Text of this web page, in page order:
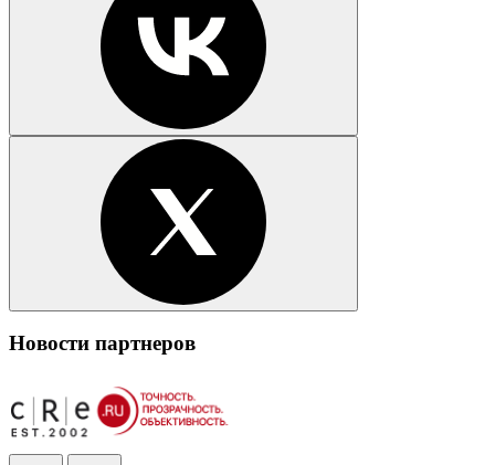
Новости партнеров